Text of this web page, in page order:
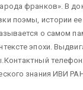
франков». В
поэмы, истории ее
о самом
эпохи.
знания ИВИ